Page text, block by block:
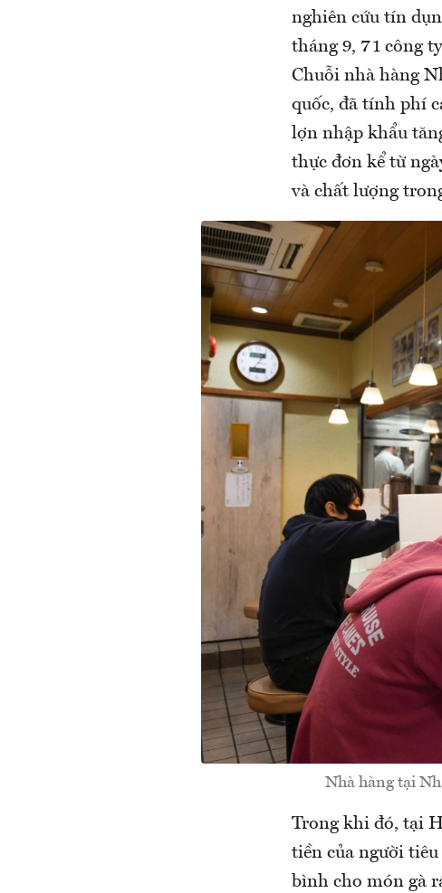
nghiên cứu tín
tháng 9, 71 công
Chuỗi nhà hàng
quốc, đã tính phí
lợn nhập khẩu
thực đơn kể từ
và chất lượng
Nhà hàng tại
Trong khi đó, tại
tiền của người
bình cho món gà